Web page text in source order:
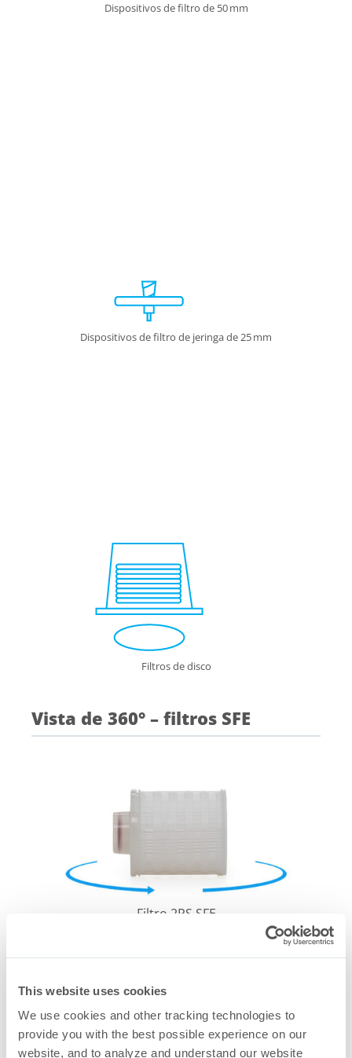
This website uses cookies
We use cookies and other tracking technologies to
provide you with the best possible experience on our
website, and to analyze and understand our website
Dispositivos de filtro de 50 mm
Dispositivos de filtro de jeringa de 25 mm
Filtros de disco
Vista de 360° – filtros SFE
Filtro 2PS SFE